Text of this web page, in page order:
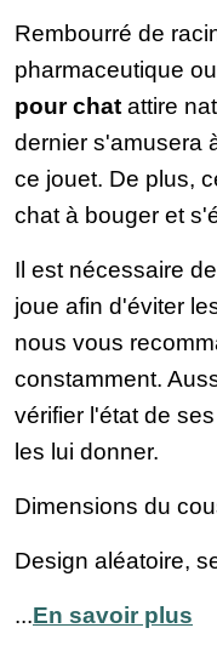
Rembourré de
pharmaceutique
pour chat attire
dernier s'amusera
ce jouet. De plus,
chat à bouger et
Il est nécessaire
joue afin d'éviter
nous vous
constamment.
vérifier l'état de
les lui donner.
Dimensions du
Design aléatoire,
...En savoir plus